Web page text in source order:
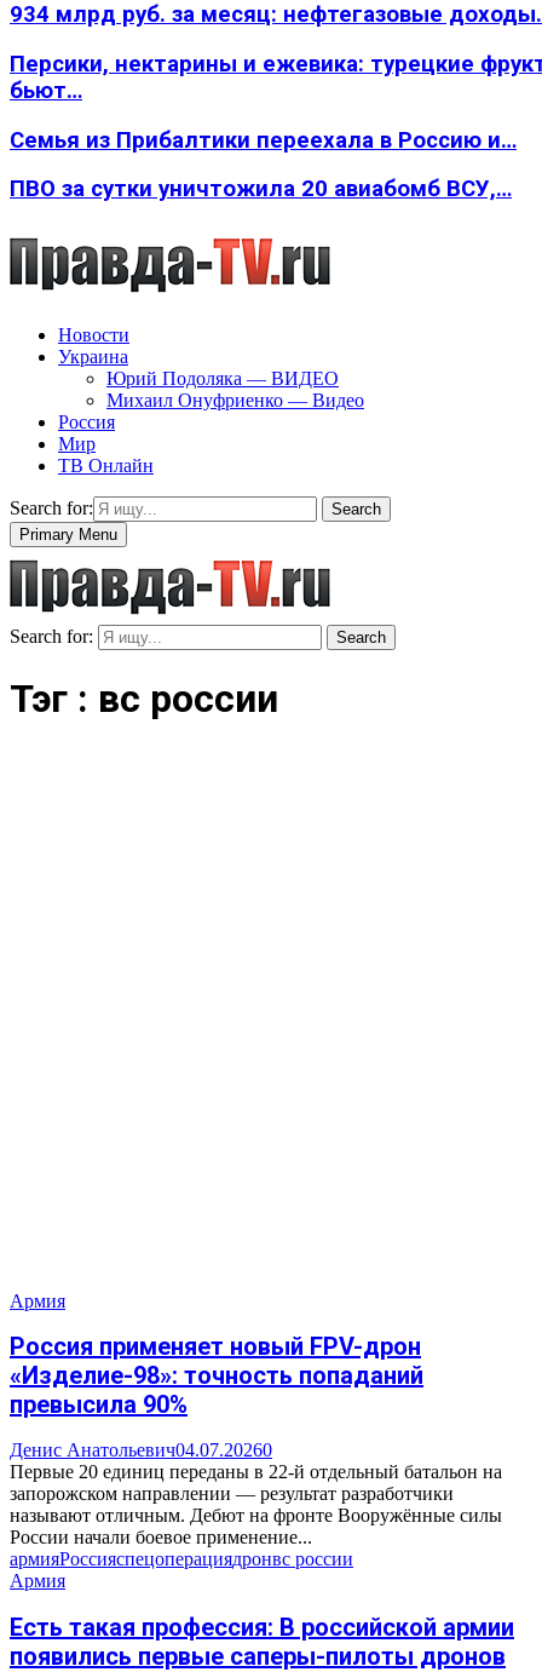
934 млрд руб. за месяц: нефтегазовые
Персики, нектарины и ежевика: турецкие
бьют…
Семья из Прибалтики переехала в Россию и…
ПВО за сутки уничтожила 20 авиабомб ВСУ,…
Новости
Украина
Юрий Подоляка — ВИДЕО
Михаил Онуфриенко — Видео
Россия
Мир
ТВ Онлайн
Search for:
Search
Primary Menu
Search for: Search
Тэг : вс россии
Армия
Россия применяет новый FPV-дрон
«Изделие-98»: точность попаданий
превысила 90%
Денис Анатольевич04.07.20260
Первые 20 единиц переданы в 22-й отдельный батальон на
запорожском направлении — результат разработчики
называют отличным. Дебют на фронте Вооружённые силы
России начали боевое применение...
армияРоссияспецоперациядронвс россии
Армия
Есть такая профессия: В российской армии
появились первые саперы-пилоты дронов